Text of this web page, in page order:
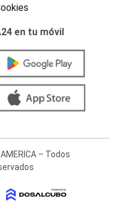
en tu móvil
– Todos